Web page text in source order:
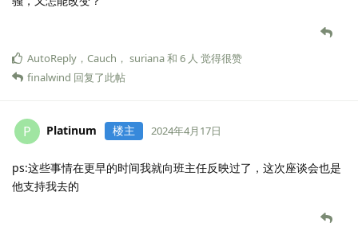
AutoReply ， Cauch ， suriana和 6 人 觉得很赞
finalwind 回复了此帖
P Platinum 楼主 2024年4月17日
ps:这些事情在更早的时间我就向班主任反映过了，这次座谈会也是
他支持我去的